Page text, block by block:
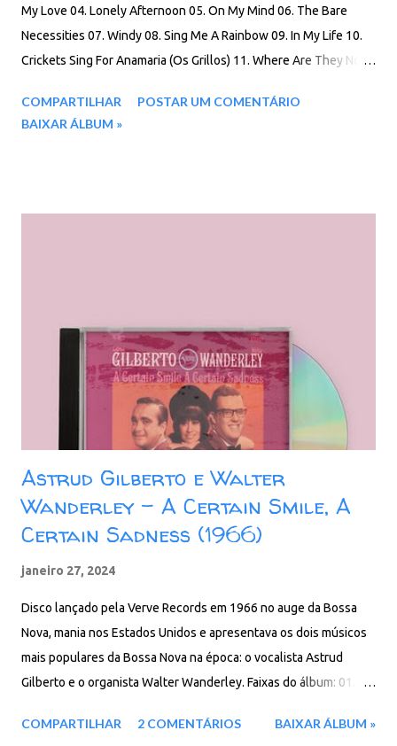
My Love 04. Lonely Afternoon 05. On My Mind 06. The Bare
Necessities 07. Windy 08. Sing Me A Rainbow 09. In My Life 10.
Crickets Sing For Anamaria (Os Grillos) 11. Where Are They Now?
MEGA - Filen - Box
COMPARTILHAR
POSTAR UM COMENTÁRIO
BAIXAR ÁLBUM »
Astrud Gilberto e Walter
Wanderley - A Certain Smile, A
Certain Sadness (1966)
janeiro 27, 2024
Disco lançado pela Verve Records em 1966 no auge da Bossa
Nova, mania nos Estados Unidos e apresentava os dois músicos
mais populares da Bossa Nova na época: o vocalista Astrud
Gilberto e o organista Walter Wanderley. Faixas do álbum: 01. A
04. Summer Samba (So Nice) 05. Voce Ja Foi Bahia 06.
COMPARTILHAR 2 COMENTÁRIOS BAIXAR ÁLBUM »